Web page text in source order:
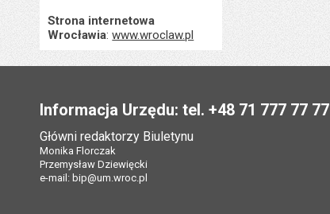
Strona internetowa
Wrocławia:www.wroclaw.pl
Informacja Urzędu: tel. +48 71 777 77 77
Główni redaktorzy Biuletynu
Monika Florczak
Przemysław Dziewięcki
e-mail: bip@um.wroc.pl